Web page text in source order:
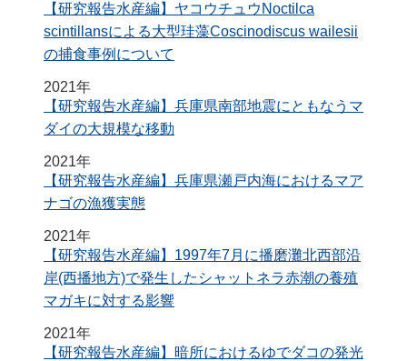
【研究報告水産編】ヤコウチュウNoctilca
scintillansによる大型珪藻Coscinodiscus wailesii
の捕食事例について
2021年
【研究報告水産編】兵庫県南部地震にともなうマ
ダイの大規模な移動
2021年
【研究報告水産編】兵庫県瀬戸内海におけるマア
ナゴの漁獲実態
2021年
【研究報告水産編】1997年7月に播磨灘北西部沿
岸(西播地方)で発生したシャットネラ赤潮の養殖
マガキに対する影響
2021年
【研究報告水産編】暗所におけるゆでダコの発光